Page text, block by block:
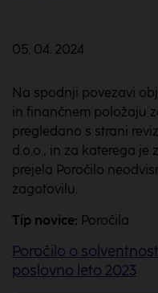
05. 04. 2024
Na spodnji povezavi
in finančnem položaju
pregledano s strani
d.o.o., in za katerega je
prejela Poročilo
zagotovilu.
Tip novice: Poročila
Poročilo o
poslovno leto 2023